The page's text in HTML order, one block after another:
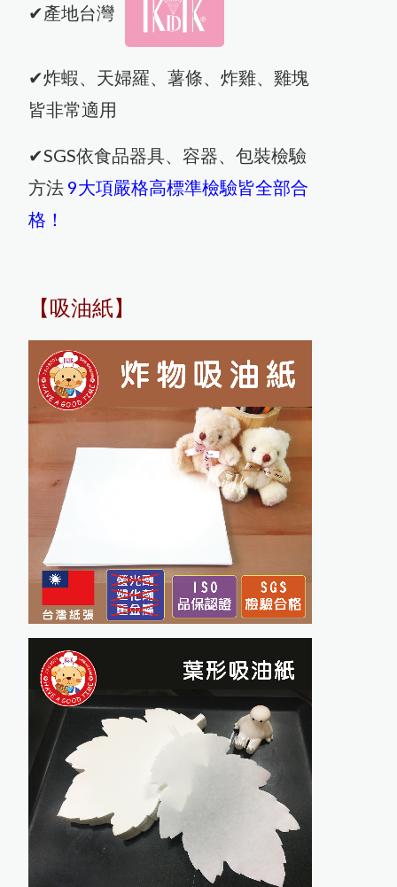
✔產地台灣
✔炸蝦、天婦羅、薯條、炸雞、雞塊
皆非常適用
✔SGS依食品器具、容器、包裝檢驗
方法 9大項嚴格高標準檢驗皆全部合
格！
【吸油紙】